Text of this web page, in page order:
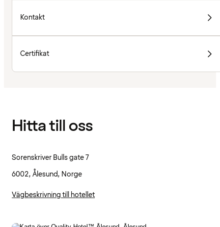
Kontakt
Certifikat
Hitta till oss
Sorenskriver Bulls gate 7
6002, Ålesund, Norge
Vägbeskrivning till hotellet